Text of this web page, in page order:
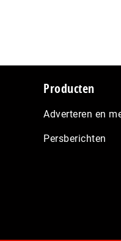
Producten
Adverteren en
Persberichten